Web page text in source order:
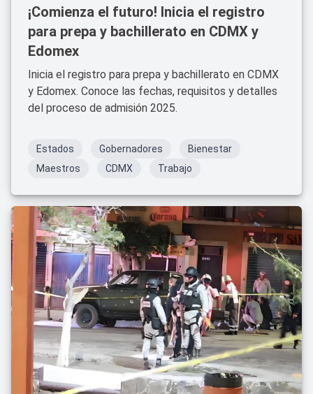
¡Comienza el futuro! Inicia el registro
para prepa y bachillerato en CDMX y
Edomex
Inicia el registro para prepa y bachillerato en CDMX
y Edomex. Conoce las fechas, requisitos y detalles
del proceso de admisión 2025.
Estados Gobernadores
Bienestar
Maestros
CDMX Trabajo